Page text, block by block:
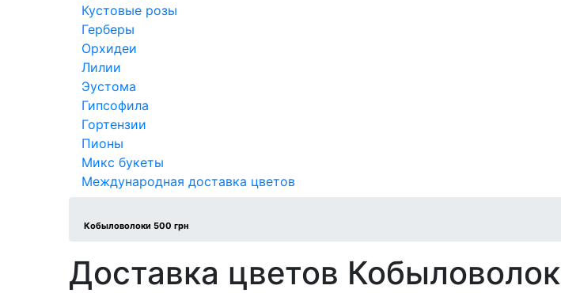
Кустовые розы
Герберы
Орхидеи
Лилии
Эустома
Гипсофила
Гортензии
Пионы
Микс букеты
Международная доставка цветов
Кобыловолоки 500 грн
Доставка цветов